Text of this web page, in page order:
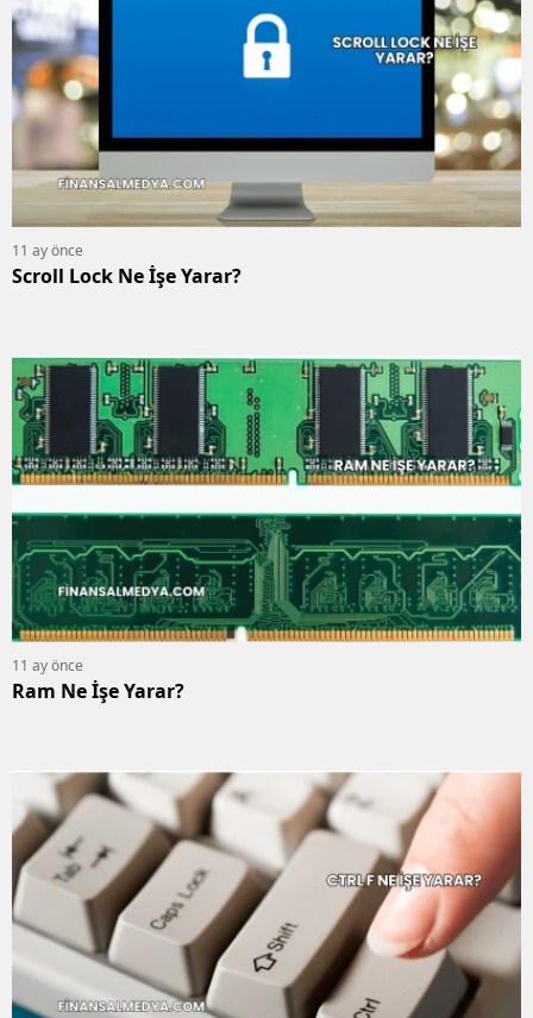
11 ay önce
Scroll Lock Ne İşe Yarar?
11 ay önce
Ram Ne İşe Yarar?